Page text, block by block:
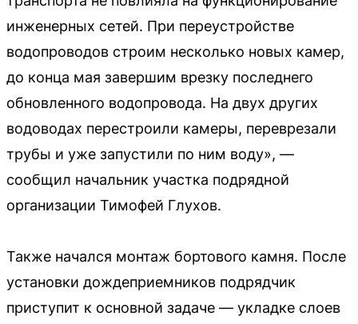
инженерных сетей. При переустройстве
водопроводов строим несколько новых камер,
до конца мая завершим врезку последнего
обновленного водопровода. На двух других
водоводах перестроили камеры, переврезали
трубы и уже запустили по ним воду», —
сообщил начальник участка подрядной
организации Тимофей Глухов.
Также начался монтаж бортового камня. После
установки дождеприемников подрядчик
приступит к основной задаче — укладке слоев